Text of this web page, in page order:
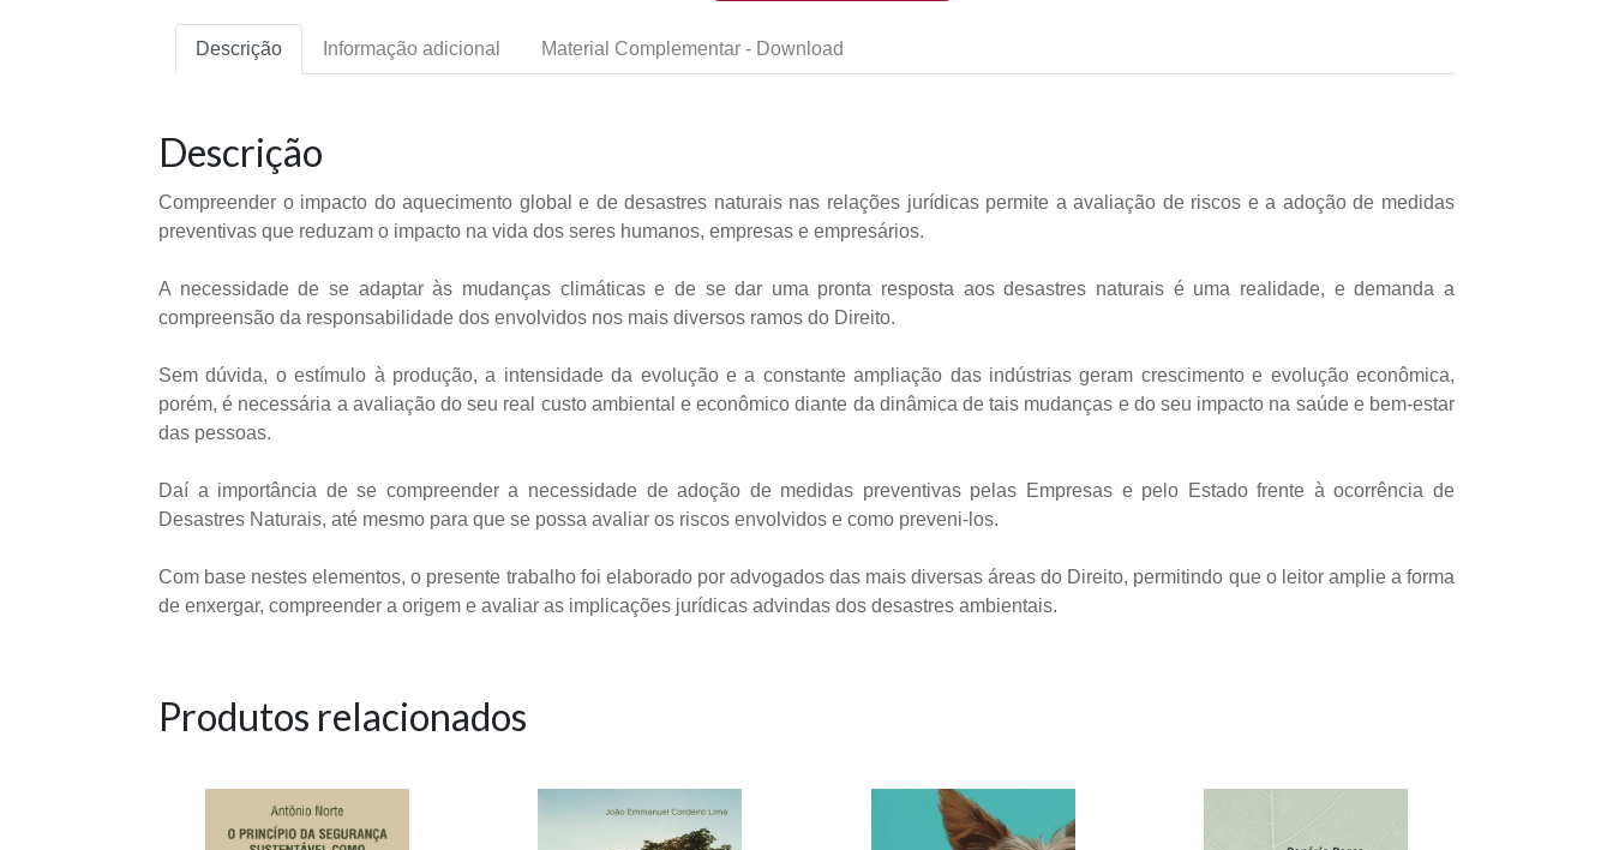
Descrição Informação adicional Material Complementar - Download
Descrição
Compreender o impacto do aquecimento global e de desastres naturais nas relações jurídicas permite a avaliação de riscos e a adoção de medidas
preventivas que reduzam o impacto na vida dos seres humanos, empresas e empresários.
A necessidade de se adaptar às mudanças climáticas e de se dar uma pronta resposta aos desastres naturais é uma realidade, e demanda a
compreensão da responsabilidade dos envolvidos nos mais diversos ramos do Direito.
Sem dúvida, o estímulo à produção, a intensidade da evolução e a constante ampliação das indústrias geram crescimento e evolução econômica,
porém, é necessária a avaliação do seu real custo ambiental e econômico diante da dinâmica de tais mudanças e do seu impacto na saúde e bem-estar
das pessoas.
Daí a importância de se compreender a necessidade de adoção de medidas preventivas pelas Empresas e pelo Estado frente à ocorrência de
Desastres Naturais, até mesmo para que se possa avaliar os riscos envolvidos e como preveni-los.
Com base nestes elementos, o presente trabalho foi elaborado por advogados das mais diversas áreas do Direito, permitindo que o leitor amplie a forma
de enxergar, compreender a origem e avaliar as implicações jurídicas advindas dos desastres ambientais.
Produtos relacionados